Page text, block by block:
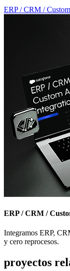
ERP / CRM /
ERP / CRM /
Integramos ERP,
y cero reprocesos.
proyectos